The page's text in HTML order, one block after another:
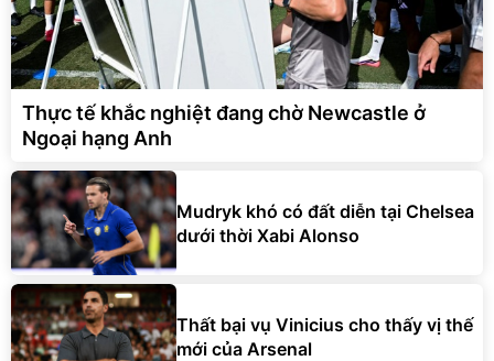
Thực tế khắc nghiệt đang chờ Newcastle ở
Ngoại hạng Anh
Mudryk khó có đất diễn tại Chelsea
dưới thời Xabi Alonso
Thất bại vụ Vinicius cho thấy vị thế
mới của Arsenal